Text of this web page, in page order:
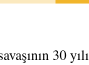
30 yılı